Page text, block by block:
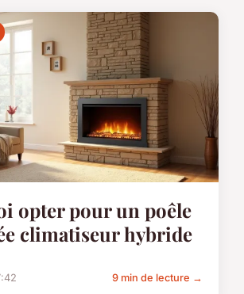
opter pour un poêle
climatiseur hybride
9 min de lecture →